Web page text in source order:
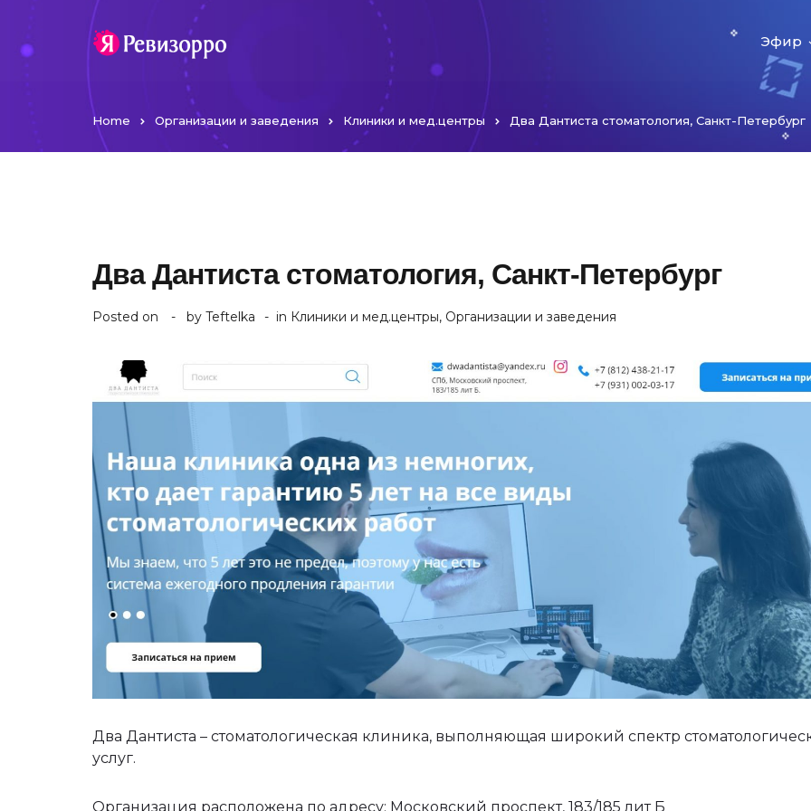
Эфир
Home Организации и заведения Клиники и мед.центры Два Дантиста стоматология, Санкт-Петербург
Два Дантиста стоматология, Санкт-Петербург
Posted on by Teftelka in Клиники и мед.центры, Организации и заведения
Два Дантиста – стоматологическая клиника, выполняющая широкий спектр
услуг.
Организация расположена по адресу: Московский проспект, 183/185 лит Б